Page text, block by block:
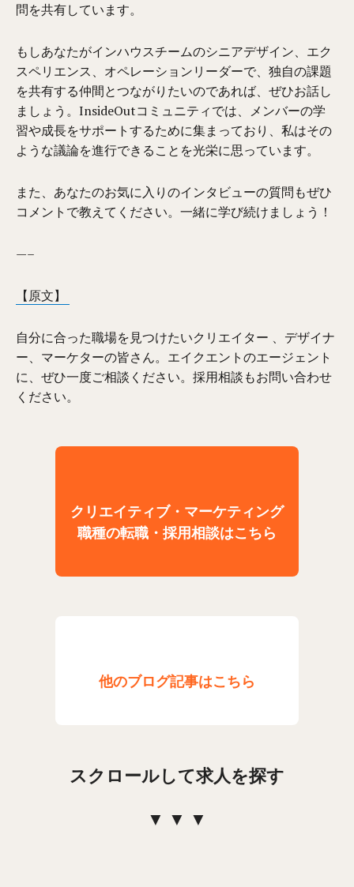
問を共有しています。
もしあなたがインハウスチームのシニアデザイン、エク
スペリエンス、オペレーションリーダーで、独自の課題
を共有する仲間とつながりたいのであれば、ぜひお話し
ましょう。InsideOutコミュニティでは、メンバーの学
習や成長をサポートするために集まっており、私はその
ような議論を進行できることを光栄に思っています。
また、あなたのお気に入りのインタビューの質問もぜひ
コメントで教えてください。一緒に学び続けましょう！
—–
【原文】
自分に合った職場を見つけたいクリエイター 、デザイナ
ー、マーケターの皆さん。エイクエントのエージェント
に、ぜひ一度ご相談ください。採用相談もお問い合わせ
ください。
クリエイティブ・マーケティング
職種の転職・採用相談はこちら
他のブログ記事はこちら
スクロールして求人を探す
▼ ▼ ▼